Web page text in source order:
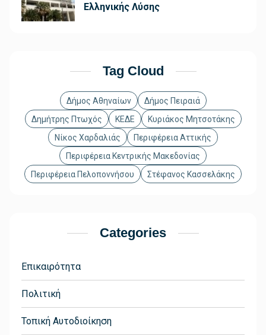
Ελληνικής Λύσης
Tag Cloud
Δήμος Αθηναίων
Δήμος Πειραιά
Δημήτρης Πτωχός
ΚΕΔΕ
Κυριάκος Μητσοτάκης
Νίκος Χαρδαλιάς
Περιφέρεια Αττικής
Περιφέρεια Κεντρικής Μακεδονίας
Περιφέρεια Πελοποννήσου
Στέφανος Κασσελάκης
Categories
Επικαιρότητα
Πολιτική
Τοπική Αυτοδιοίκηση